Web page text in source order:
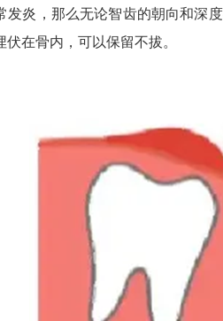
发炎，那么无论智齿的朝向和深
在骨内，可以保留不拔。